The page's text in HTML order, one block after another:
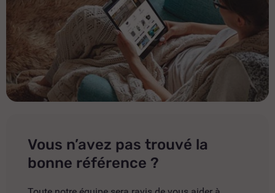
Vous n’avez pas trouvé la
bonne référence ?